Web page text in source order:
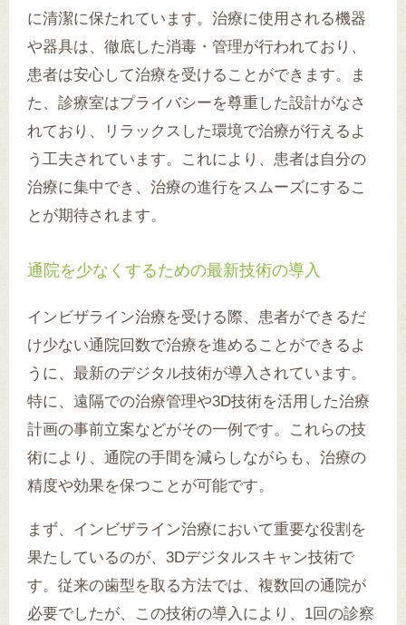
に清潔に保たれています。治療に使用される機器
や器具は、徹底した消毒・管理が行われており、
患者は安心して治療を受けることができます。ま
た、診療室はプライバシーを尊重した設計がなさ
れており、リラックスした環境で治療が行えるよ
う工夫されています。これにより、患者は自分の
治療に集中でき、治療の進行をスムーズにするこ
とが期待されます。
通院を少なくするための最新技術の導入
インビザライン治療を受ける際、患者ができるだ
け少ない通院回数で治療を進めることができるよ
うに、最新のデジタル技術が導入されています。
特に、遠隔での治療管理や3D技術を活用した治療
計画の事前立案などがその一例です。これらの技
術により、通院の手間を減らしながらも、治療の
精度や効果を保つことが可能です。
まず、インビザライン治療において重要な役割を
果たしているのが、3Dデジタルスキャン技術で
す。従来の歯型を取る方法では、複数回の通院が
必要でしたが、この技術の導入により、1回の診察